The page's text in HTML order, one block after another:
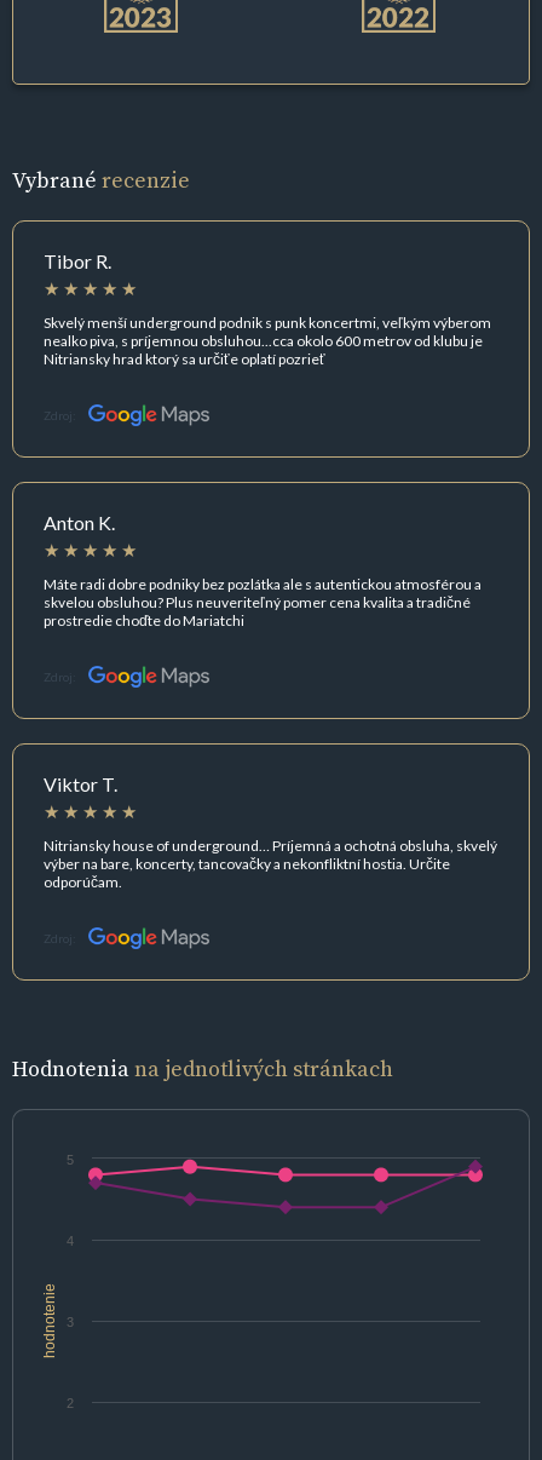
Vybrané recenzie
Tibor R.
Skvelý menší underground podnik s punk koncertmi, veľkým výberom
nealko piva, s príjemnou obsluhou...cca okolo 600 metrov od klubu je
Nitriansky hrad ktorý sa určiťe oplatí pozrieť
Zdroj:
Anton K.
Máte radi dobre podniky bez pozlátka ale s autentickou atmosférou a
skvelou obsluhou? Plus neuveriteľný pomer cena kvalita a tradičné
prostredie choďte do Mariatchi
Zdroj:
Viktor T.
Nitriansky house of underground… Príjemná a ochotná obsluha, skvelý
výber na bare, koncerty, tancovačky a nekonfliktní hostia. Určite
odporúčam.
Zdroj:
Hodnoteniana jednotlivých stránkach
hodnotenie
2
3
4
5